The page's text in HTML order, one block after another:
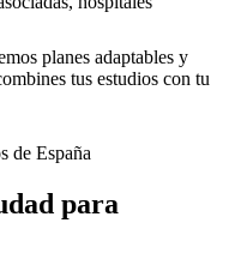
planes adaptables y
tus estudios con tu
de España
para